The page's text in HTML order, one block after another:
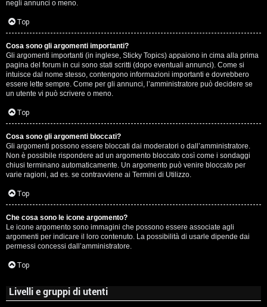
negli annunci o meno.
Top
Cosa sono gli argomenti importanti?
Gli argomenti importanti (in inglese, Sticky Topics) appaiono in cima alla prima
pagina del forum in cui sono stati scritti (dopo eventuali annunci). Come si
intuisce dal nome stesso, contengono informazioni importanti e dovrebbero
essere lette sempre. Come per gli annunci, l’amministratore può decidere se
un utente vi può scrivere o meno.
Top
Cosa sono gli argomenti bloccati?
Gli argomenti possono essere bloccati dai moderatori o dall’amministratore.
Non è possibile rispondere ad un argomento bloccato così come i sondaggi
chiusi terminano automaticamente. Un argomento può venire bloccato per
varie ragioni, ad es. se contravviene ai Termini di Utilizzo.
Top
Che cosa sono le icone argomento?
Le icone argomento sono immagini che possono essere associate agli
argomenti per indicare il loro contenuto. La possibilità di usarle dipende dai
permessi concessi dall’amministratore.
Top
Livelli e gruppi di utenti
e
c
o
s
a
n
o
n
c
i
p
i
a
c